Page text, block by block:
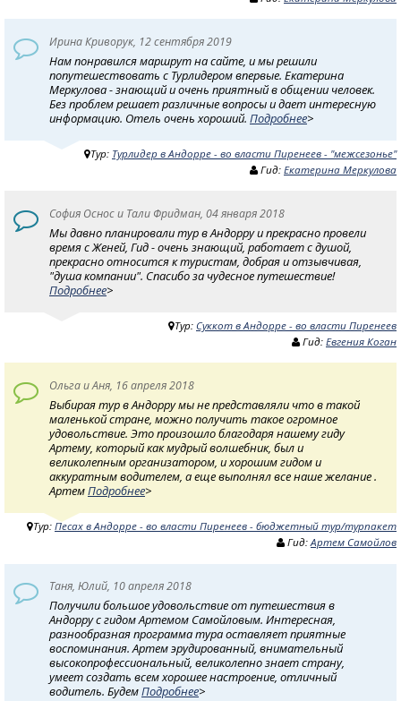
Ирина Криворук, 12 сентября 2019
Нам понравился маршрут на сайте, и мы решили
попутешествовать с Турлидером впервые. Екатерина
Меркулова - знающий и очень приятный в общении человек.
Без проблем решает различные вопросы и дает интересную
информацию. Отель очень хороший. Подробнее>
Тур: Турлидер в Андорре - во власти Пиренеев - "межсезонье"
Гид: Екатерина Меркулова
София Оснос и Тали Фридман, 04 января 2018
Мы давно планировали тур в Андорру и прекрасно провели
время с Женей, Гид - очень знающий, работает с душой,
прекрасно относится к туристам, добрая и отзывчивая,
"душа компании". Спасибо за чудесное путешествие!
Подробнее>
Тур: Суккот в Андорре - во власти Пиренеев
Гид: Евгения Коган
Ольга и Аня, 16 апреля 2018
Выбирая тур в Андорру мы не представляли что в такой
маленькой стране, можно получить такое огромное
удовольствие. Это произошло благодаря нашему гиду
Артему, который как мудрый волшебник, был и
великолепным организатором, и хорошим гидом и
аккуратным водителем, а еще выполнял все наше желание .
АртемПодробнее>
Тур: Песах в Андорре - во власти Пиренеев - бюджетный тур/турпакет
Гид:Артем Самойлов
Таня, Юлий, 10 апреля 2018
Получили большое удовольствие от путешествия в
Андорру с гидом Артемом Самойловым. Интересная,
разнообразная программа тура оставляет приятные
воспоминания. Артем эрудированный, внимательный
высокопрoфессиональный, великолепно знает страну,
умеет создать всем хорошее настроение, отличный
водитель. БудемПодробнее>